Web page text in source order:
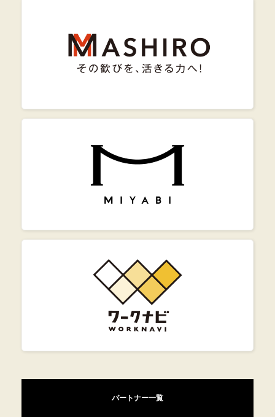
パートナー一覧